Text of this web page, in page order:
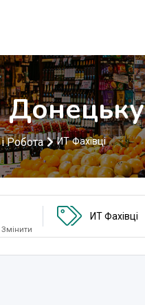
Донецьку
Робота ИТ Фахівці
Змінити
ИТ Фахівці